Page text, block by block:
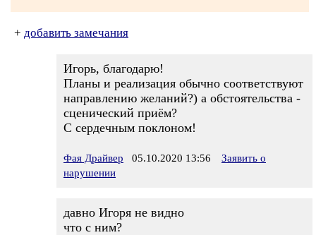
+ добавить замечания
Игорь, благодарю!
Планы и реализация обычно соответствуют
направлению желаний?) а обстоятельства -
сценический приём?
С сердечным поклоном!
Фая Драйвер 05.10.2020 13:56
Заявить о
нарушении
давно Игоря не видно
что с ним?